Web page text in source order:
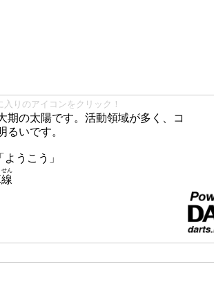
りのアイコンをクリック！
期の太陽です。活動領域が多く、コ
るいです。
「ようこう」
線
せん